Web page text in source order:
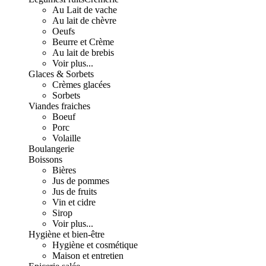
Au Lait de vache
Au lait de chèvre
Oeufs
Beurre et Crème
Au lait de brebis
Voir plus...
Glaces & Sorbets
Crèmes glacées
Sorbets
Viandes fraiches
Boeuf
Porc
Volaille
Boulangerie
Boissons
Bières
Jus de pommes
Jus de fruits
Vin et cidre
Sirop
Voir plus...
Hygiène et bien-être
Hygiène et cosmétique
Maison et entretien